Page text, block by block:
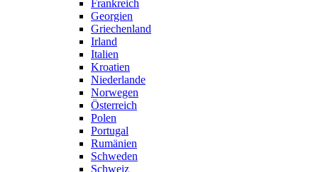
Frankreich
Georgien
Griechenland
Irland
Italien
Kroatien
Niederlande
Norwegen
Österreich
Polen
Portugal
Rumänien
Schweden
Schweiz